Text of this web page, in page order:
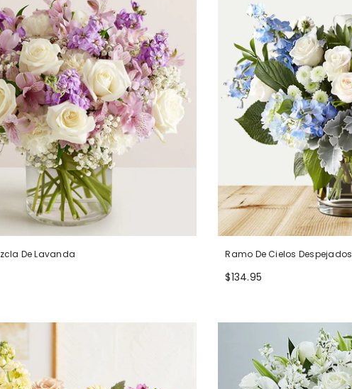
De Lavanda Ramo De Cielos Despejados
$134.95